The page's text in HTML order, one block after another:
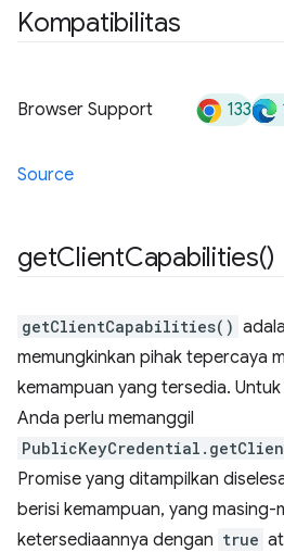
Kompatibilitas
Browser Support 133
Source
getClientCapabilities()
getClientCapabilities()
memungkinkan pihak tepercaya
kemampuan yang tersedia.
Anda perlu memanggil
Promise yang ditampilkan
berisi kemampuan, yang masing-
ketersediaannya dengan true